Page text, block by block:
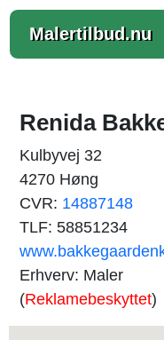
Malertilbud.nu
Renida
Kulbyvej 32
4270 Høng
CVR: 14887148
TLF: 58851234
Erhverv: Maler
(Reklamebeskyttet)